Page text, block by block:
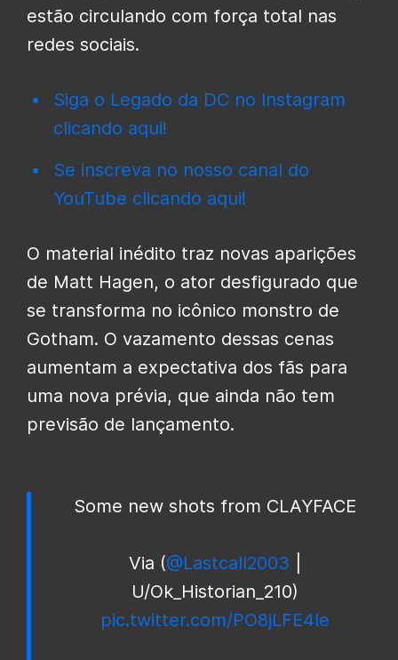
estão circulando com força total nas
redes sociais.
Siga o Legado da DC no Instagram
clicando aqui!
Se inscreva no nosso canal do
YouTube clicando aqui!
O material inédito traz novas aparições
de Matt Hagen, o ator desfigurado que
se transforma no icônico monstro de
Gotham. O vazamento dessas cenas
aumentam a expectativa dos fãs para
uma nova prévia, que ainda não tem
previsão de lançamento.
Some new shots from CLAYFACE
Via (@Lastcall2003
U/Ok_Historian_210)
pic.twitter.com/PO8jLFE4le